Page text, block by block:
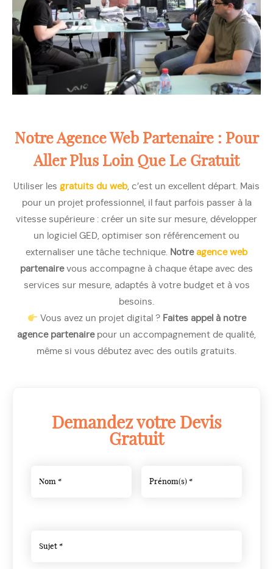
Notre Agence Web Partenaire : Pour
Aller Plus Loin Que Le Gratuit
Utiliser les gratuits du web, c’est un excellent départ. Mais
pour un projet professionnel, il faut parfois passer à la
vitesse supérieure : créer un site sur mesure, développer
un logiciel GED, optimiser son référencement ou
externaliser une tâche technique. Notre agence web
partenairevous accompagne à chaque étape avec des
services sur mesure, adaptés à votre budget et à vos
besoins.
Vous avez un projet digital ? Faites appel à notre
agence partenairepour un accompagnement de qualité,
même si vous débutez avec des outils gratuits.
Demandez votre Devis
Gratuit